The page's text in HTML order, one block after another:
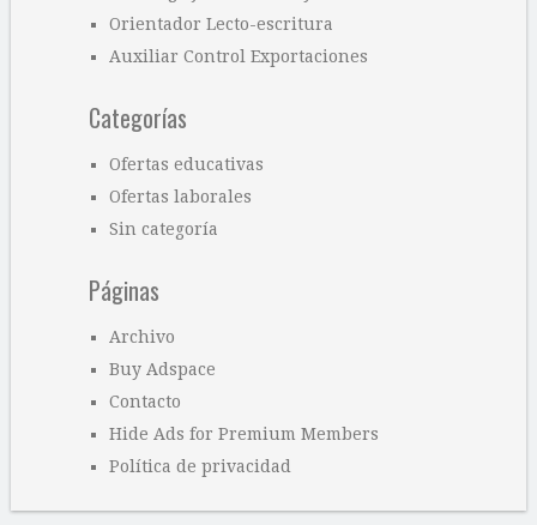
Orientador Lecto-escritura
Auxiliar Control Exportaciones
Categorías
Ofertas educativas
Ofertas laborales
Sin categoría
Páginas
Archivo
Buy Adspace
Contacto
Hide Ads for Premium Members
Política de privacidad